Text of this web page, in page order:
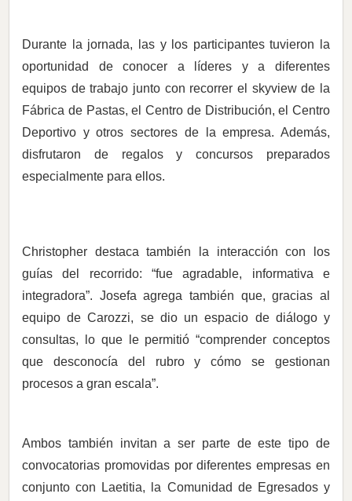
Durante la jornada, las y los participantes tuvieron la
oportunidad de conocer a líderes y a diferentes
equipos de trabajo junto con recorrer el skyview de la
Fábrica de Pastas, el Centro de Distribución, el Centro
Deportivo y otros sectores de la empresa. Además,
disfrutaron de regalos y concursos preparados
especialmente para ellos.
Christopher destaca también la interacción con los
guías del recorrido: “fue agradable, informativa e
integradora”. Josefa agrega también que, gracias al
equipo de Carozzi, se dio un espacio de diálogo y
consultas, lo que le permitió “comprender conceptos
que desconocía del rubro y cómo se gestionan
procesos a gran escala”.
Ambos también invitan a ser parte de este tipo de
convocatorias promovidas por diferentes empresas en
conjunto con Laetitia, la Comunidad de Egresados y